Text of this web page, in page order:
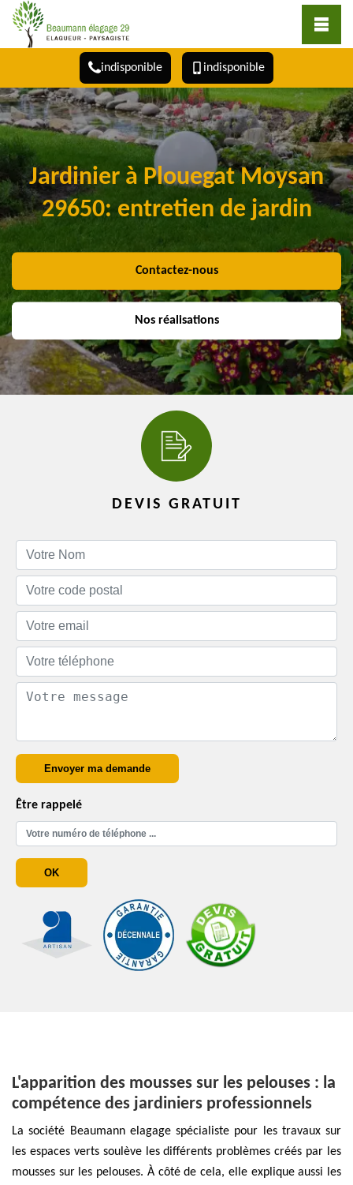
indisponible indisponible
Jardinier à Plouegat Moysan
29650: entretien de jardin
Contactez-nous
Nos réalisations
DEVIS GRATUIT
Être rappelé
L'apparition des mousses sur les pelouses : la
compétence des jardiniers professionnels
La société Beaumann elagage spécialiste pour les travaux sur
les espaces verts soulève les différents problèmes créés par les
mousses sur les pelouses. À côté de cela, elle explique aussi les